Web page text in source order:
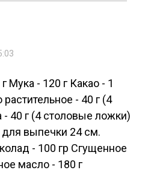
Мука - 120 г Какао - 1
- 40 г (4
40 г (4 столовые ложки)
выпечки 24 см.
- 100 гр Сгущенное
масло - 180 г